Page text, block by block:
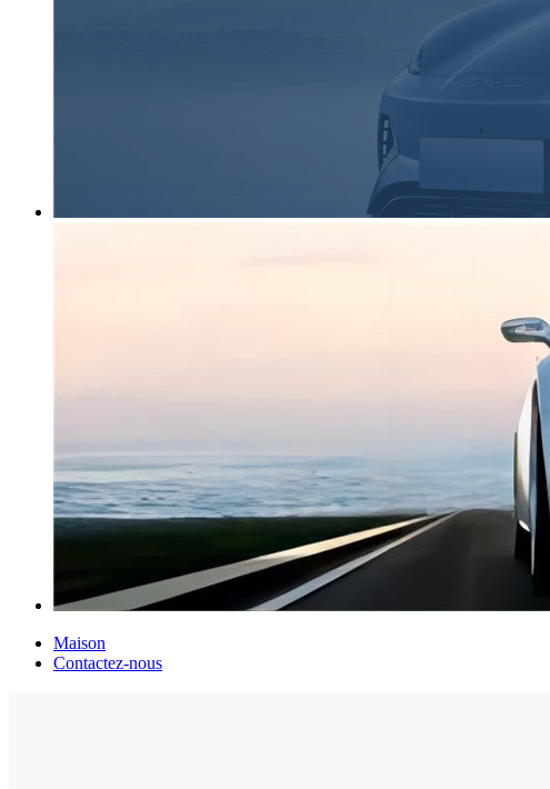
Maison
Contactez-nous